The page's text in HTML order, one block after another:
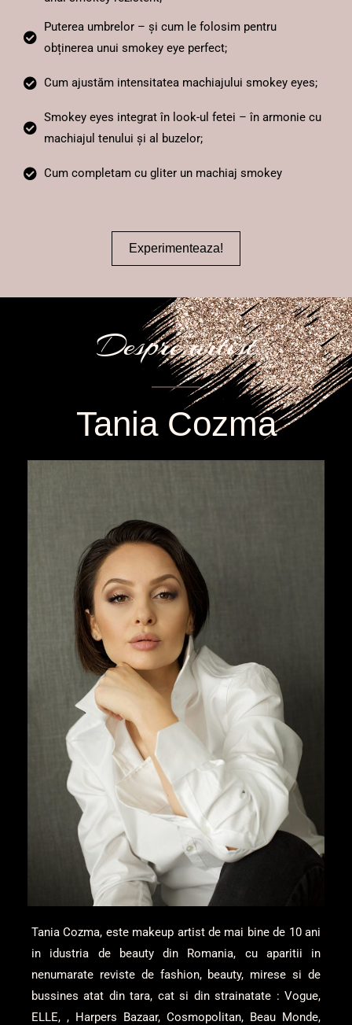
Puterea umbrelor – și cum le folosim pentru
obținerea unui smokey eye perfect;
Cum ajustăm intensitatea machiajului smokey eyes;
Smokey eyes integrat în look-ul fetei – în armonie cu
machiajul tenului și al buzelor;
Cum completam cu gliter un machiaj smokey
Experimenteaza!
Tania Cozma, este makeup artist de mai bine de 10 ani
in idustria de beauty din Romania, cu aparitii in
nenumarate reviste de fashion, beauty, mirese si de
bussines atat din tara, cat si din strainatate : Vogue,
ELLE, , Harpers Bazaar, Cosmopolitan, Beau Monde,
Despre artist
Tania Cozma